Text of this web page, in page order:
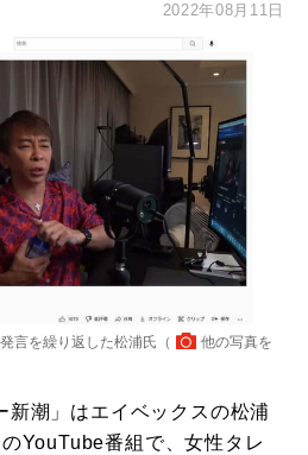
2022年08月11日
言を繰り返した松浦氏（
他の写真を
潮」はエイベックスの松浦
YouTube番組で、女性タレ